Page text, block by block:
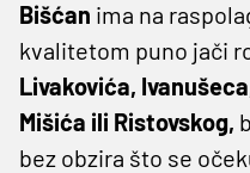
Bišćan ima na
kvalitetom puno jači
Livakovića,
Mišića ili Ristovskog,
bez obzira što se